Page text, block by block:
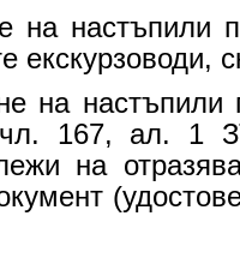
на настъпили
екскурзоводи,
на
167, ал. 1
на